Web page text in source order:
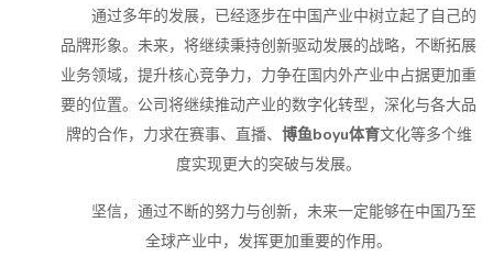
通过多年的发展，已经逐步在中国产业中树立起了自己的
品牌形象。未来，将继续秉持创新驱动发展的战略，不断拓展
业务领域，提升核心竞争力，力争在国内外产业中占据更加重
要的位置。公司将继续推动产业的数字化转型，深化与各大品
牌的合作，力求在赛事、直播、 博鱼boyu体育文化等多个维
度实现更大的突破与发展。
坚信，通过不断的努力与创新，未来一定能够在中国乃至
全球产业中，发挥更加重要的作用。